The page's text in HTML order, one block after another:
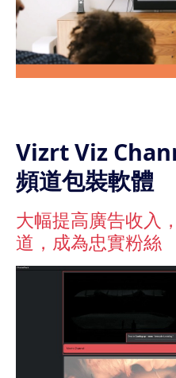
Vizrt Viz
頻道包裝軟體
大幅提高廣告收入
道，成為忠實粉絲